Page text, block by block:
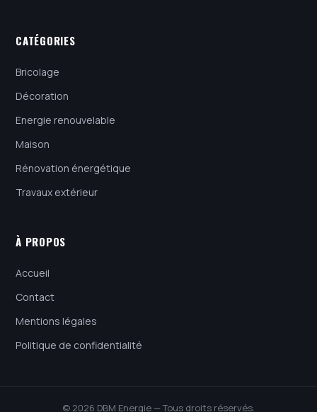
CATÉGORIES
Bricolage
Décoration
Energie renouvelable
Maison
Rénovation énergétique
Travaux extérieur
À PROPOS
Accueil
Contact
Mentions légales
Politique de confidentialité
© 2026 DBM Energie — Tous droits réservés.